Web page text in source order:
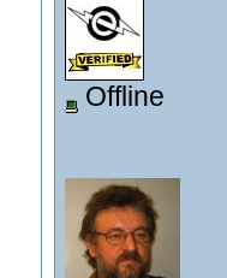
Offline